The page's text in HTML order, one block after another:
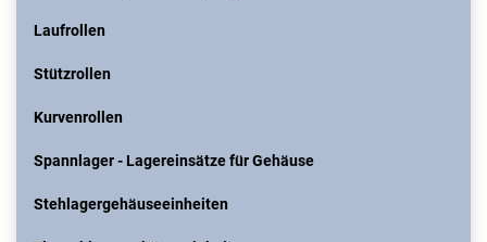
Laufrollen
Stützrollen
Kurvenrollen
Spannlager - Lagereinsätze für Gehäuse
Stehlagergehäuseeinheiten